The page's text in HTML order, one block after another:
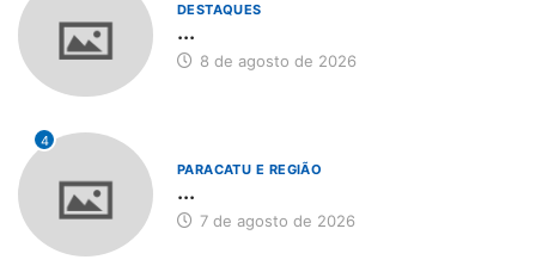
DESTAQUES
...
8 de agosto de 2026
4
PARACATU E REGIÃO
...
7 de agosto de 2026